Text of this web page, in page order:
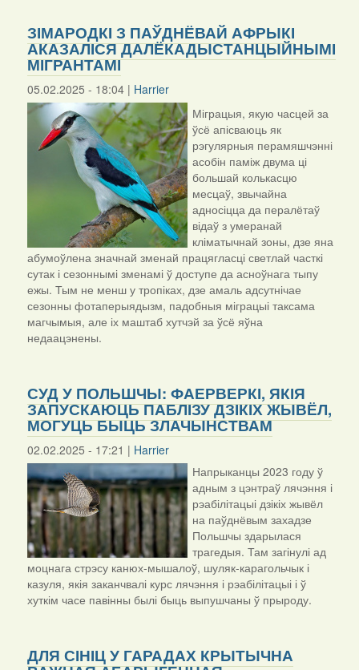
ЗІМАРОДКІ З ПАЎДНЁВАЙ АФРЫКІ
АКАЗАЛІСЯ ДАЛЁКАДЫСТАНЦЫЙНЫМІ
МІГРАНТАМІ
05.02.2025 - 18:04 | Harrier
Міграцыя, якую часцей за
ўсё апісваюць як
рэгулярныя перамяшчэнні
асобін паміж двума ці
большай колькасцю
месцаў, звычайна
адносіцца да пералётаў
відаў з умеранай
кліматычнай зоны, дзе яна
абумоўлена значнай зменай працягласці светлай часткі
сутак і сезоннымі зменамі ў доступе да асноўнага тыпу
ежы. Тым не менш у тропіках, дзе амаль адсутнічае
сезонны фотаперыядызм, падобныя міграцыі таксама
магчымыя, але іх маштаб хутчэй за ўсё яўна
недаацэнены.
СУД У ПОЛЬШЧЫ: ФАЕРВЕРКІ, ЯКІЯ
ЗАПУСКАЮЦЬ ПАБЛІЗУ ДЗІКІХ ЖЫВЁЛ,
МОГУЦЬ БЫЦЬ ЗЛАЧЫНСТВАМ
02.02.2025 - 17:21 | Harrier
Напрыканцы 2023 году ў
адным з цэнтраў лячэння і
рэабілітацыі дзікіх жывёл
на паўднёвым захадзе
Польшчы здарылася
трагедыя. Там загінулі ад
моцнага стрэсу канюх-мышалоў, шуляк-карагольчык і
казуля, якія заканчвалі курс лячэння і рэабілітацыі і ў
хуткім часе павінны былі быць выпушчаны ў прыроду.
ДЛЯ СІНІЦ У ГАРАДАХ КРЫТЫЧНА